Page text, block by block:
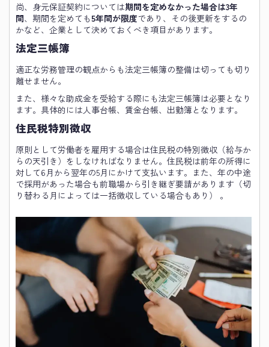
尚、身元保証契約については期間を定めなかった場合は3年
間、期間を定めても5年間が限度であり、その後更新をするの
かなど、企業として決めておくべき項目があります。
法定三帳簿
適正な労務管理の観点からも法定三帳簿の整備は切っても切り
離せません。
また、様々な助成金を受給する際にも法定三帳簿は必要となり
ます。具体的には人事台帳、賃金台帳、出勤簿となります。
住民税特別徴収
原則として労働者を雇用する場合は住民税の特別徴収（給与か
らの天引き）をしなければなりません。住民税は前年の所得に
対して6月から翌年の5月にかけて支払います。また、年の中途
で採用があった場合も前職場から引き継ぎ要請があります（切
り替わる月によっては一括徴収している場合もあり） 。